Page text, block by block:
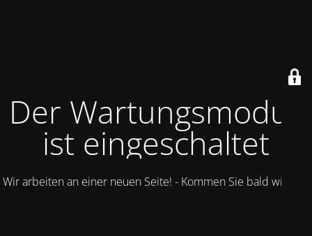
Der Wartungsmodus
ist eingeschaltet
Wir arbeiten an einer neuen Seite! - Kommen Sie bald wieder.